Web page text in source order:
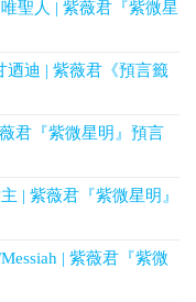
聖人 | 紫薇君『紫微星
迺迪 | 紫薇君《預言籤
君『紫微星明』預言
| 紫薇君『紫微星明』
| 紫薇君『紫微